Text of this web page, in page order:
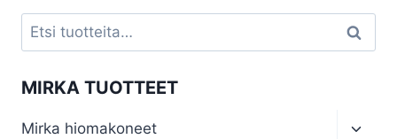
Etsi: Haku
MIRKA TUOTTEET
Mirka hiomakoneet